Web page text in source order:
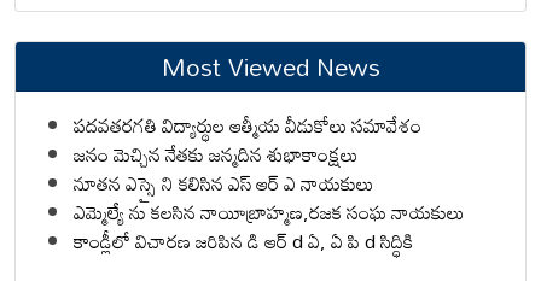
Most Viewed News
పదవతరగతి విద్యార్థుల ఆత్మీయ వీడుకోలు సమావేశం
జనం మెచ్చిన నేతకు జన్మదిన శుభాకాంక్షలు
నూతన ఎస్సై ని కలిసిన ఎస్ ఆర్ ఎ నాయకులు
ఎమ్మెల్యే ను కలసిన నాయీబ్రాహ్మణ,రజక సంఘ నాయకులు
కాండ్లీలో విచారణ జరిపిన డి ఆర్ d ఏ, ఏ పి d సిద్ధికి